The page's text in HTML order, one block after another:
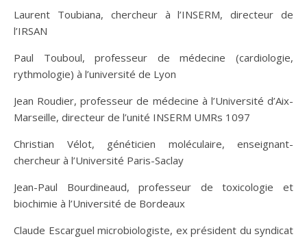
Laurent Toubiana, chercheur à l’INSERM, directeur de
l’IRSAN
Paul Touboul, professeur de médecine (cardiologie,
rythmologie) à l’université de Lyon
Jean Roudier, professeur de médecine à l’Université d’Aix-
Marseille, directeur de l’unité INSERM UMRs 1097
Christian Vélot, généticien moléculaire, enseignant-
chercheur à l’Université Paris-Saclay
Jean-Paul Bourdineaud, professeur de toxicologie et
biochimie à l’Université de Bordeaux
Claude Escarguel microbiologiste, ex président du syndicat